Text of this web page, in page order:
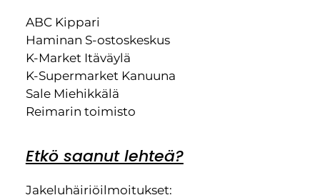
ABC Kippari
Haminan S-ostoskeskus
K-Market Itäväylä
K-Supermarket Kanuuna
Sale Miehikkälä
Reimarin toimisto
Etkö saanut lehteä?
Jakeluhäiriöilmoitukset: